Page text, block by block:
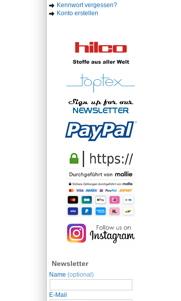
Kennwort vergessen?
Konto erstellen
Newsletter
Name (optional)
E-Mail